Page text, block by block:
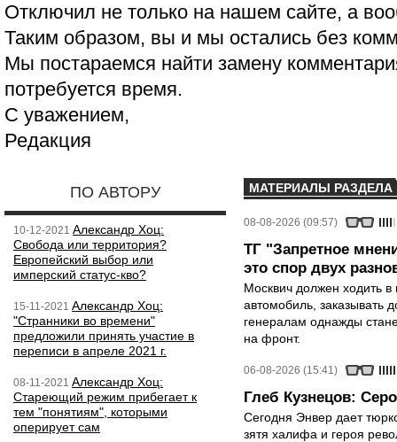
Отключил не только на нашем сайте, а
Таким образом, вы и мы остались без
Мы постараемся найти замену
потребуется время.
С уважением,
Редакция
ПО АВТОРУ
10-12-2021 Александр Хоц:
Свобода или территория?
Европейский выбор или
имперский статус-кво?
15-11-2021 Александр Хоц:
"Странники во времени"
предложили принять участие в
переписи в апреле 2021 г.
08-11-2021 Александр Хоц:
Стареющий режим прибегает к
тем "понятиям", которыми
оперирует сам
МАТЕРИАЛЫ РАЗДЕЛА
08-08-2026 (09:57)
ТГ "Запретное
это спор двух
Москвич должен ходить в
автомобиль, заказывать
генералам однажды
на фронт.
06-08-2026 (15:41)
Глеб Кузнецов:
Сегодня Энвер дает
зятя халифа и героя